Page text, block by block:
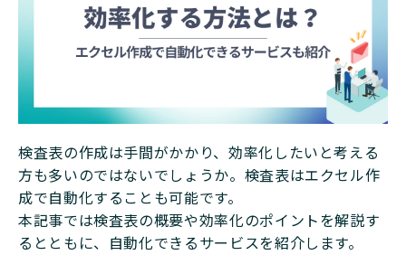
検査表の作成は手間がかかり、効率化したいと考える
方も多いのではないでしょうか。検査表はエクセル作
成で自動化することも可能です。
本記事では検査表の概要や効率化のポイントを解説す
るとともに、自動化できるサービスを紹介します。